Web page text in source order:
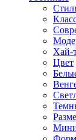
Хай-
Цвет
Мини